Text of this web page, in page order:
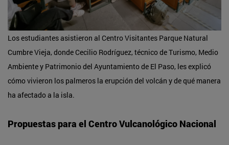
Los estudiantes asistieron al Centro Visitantes Parque Natural
Cumbre Vieja, donde Cecilio Rodríguez, técnico de Turismo, Medio
Ambiente y Patrimonio del Ayuntamiento de El Paso, les explicó
cómo vivieron los palmeros la erupción del volcán y de qué manera
ha afectado a la isla.
Propuestas para el Centro Vulcanológico Nacional